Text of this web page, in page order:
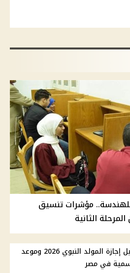
للطب و87.9% للهندسة.. مؤشرات تنسيق
موقف ترحيل إجازة المولد النبوي 2026 وموعد
في مصر